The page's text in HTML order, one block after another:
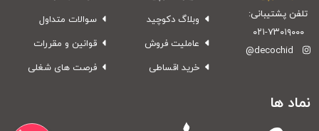
تلفن پشتیبانی:
۰۲۱-۷۳۰۱۹۰۰۰
@decochid
وبلاگ دکوچید
عاملیت فروش
خرید اقساطی
سوالات متداول
قوانین و مقررات
فرصت های شغلی
نماد ها